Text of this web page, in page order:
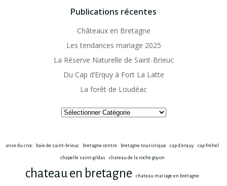
Publications récentes
Châteaux en Bretagne
Les tendances mariage 2025
La Réserve Naturelle de Saint-Brieuc
Du Cap d’Erquy à Fort La Latte
La forêt de Loudéac
Catégories
anse du croc baie de saint-brieuc bretagne centre bretagne touristique cap d'erquy cap frehel
chapelle saint-gildas chateau de la roche goyon
chateau en bretagne chateau mariage en bretagne